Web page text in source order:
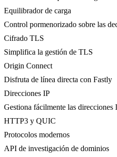
Equilibrador de carga
Control pormenorizado sobre las
Cifrado TLS
Simplifica la gestión de TLS
Origin Connect
Disfruta de línea directa con Fastly
Direcciones IP
Gestiona fácilmente las direcciones
HTTP3 y QUIC
Protocolos modernos
API de investigación de dominios